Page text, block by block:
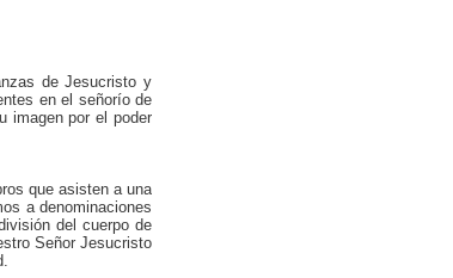
de Jesucristo y
en el señorío de
imagen por el poder
que asisten a una
a denominaciones
del cuerpo de
Señor Jesucristo